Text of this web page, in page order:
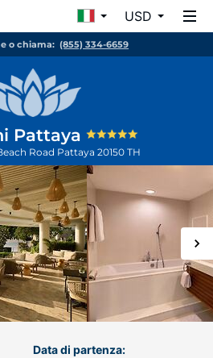
USD
o chiama: (855) 334-6659
Pattaya
Road Pattaya 20150 TH
Data di partenza: